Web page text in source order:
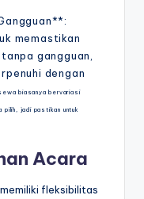
memastikan
gangguan,
dengan
biasanya bervariasi
pilih, jadi pastikan untuk
Acara
fleksibilitas